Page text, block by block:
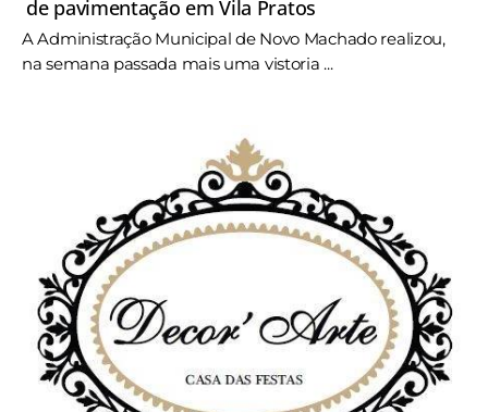
de pavimentação em Vila Pratos
A Administração Municipal de Novo Machado realizou,
na semana passada mais uma vistoria ...